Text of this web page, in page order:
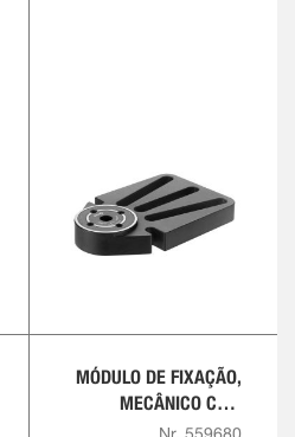
MÓDULO DE FIXAÇÃO,
MECÂNICO COM
INDEXAÇÃO